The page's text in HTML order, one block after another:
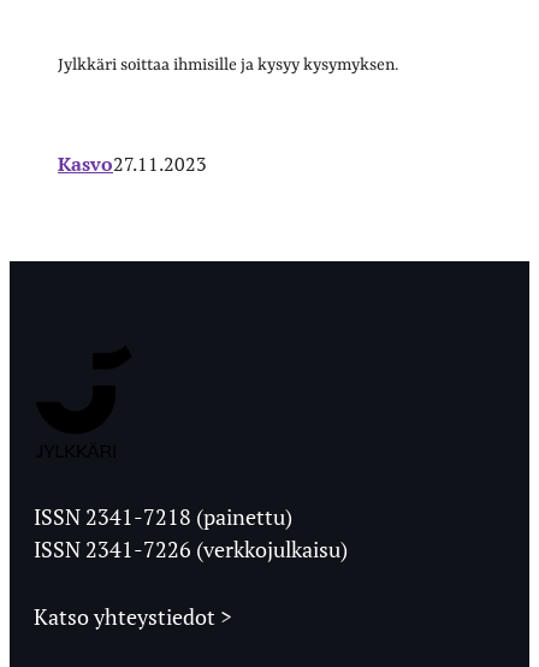
Jylkkäri soittaa ihmisille ja kysyy kysymyksen.
Kasvo27.11.2023
Ylioppilaslehti
ISSN 2341-7218 (painettu)
ISSN 2341-7226 (verkkojulkaisu)
Katso yhteystiedot >